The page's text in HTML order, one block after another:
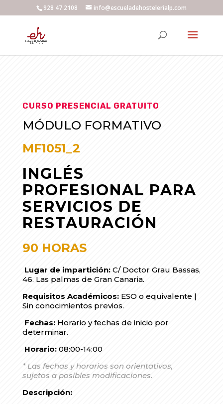
928 47 2108 info@escueladehostelerialp.com
CURSO PRESENCIAL GRATUITO
MÓDULO FORMATIVO
MF1051_2
INGLÉS
PROFESIONAL PARA
SERVICIOS DE
RESTAURACIÓN
90 HORAS
Lugar de impartición:C/ Doctor Grau Bassas,
46. Las palmas de Gran Canaria.
Requisitos Académicos: ESO o equivalente |
Sin conocimientos previos.
Fechas: Horario y fechas de inicio por
determinar.
Horario:08:00-14:00
* Las fechas y horarios son orientativos,
sujetos a posibles modificaciones.
Descripción: